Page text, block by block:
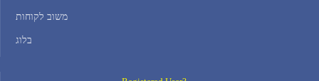
משוב לקוחות
בלוג